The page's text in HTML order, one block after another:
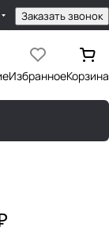
Заказать звонок
ИзбранноеКорзина